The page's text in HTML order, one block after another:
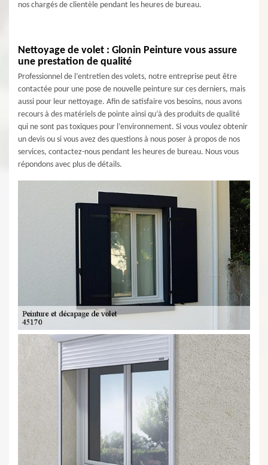
nos chargés de clientèle pendant les heures de bureau.
Nettoyage de volet : Glonin Peinture vous assure
une prestation de qualité
Professionnel de l’entretien des volets, notre entreprise peut être
contactée pour une pose de nouvelle peinture sur ces derniers, mais
aussi pour leur nettoyage. Afin de satisfaire vos besoins, nous avons
recours à des matériels de pointe ainsi qu’à des produits de qualité
qui ne sont pas toxiques pour l’environnement. Si vous voulez obtenir
un devis ou si vous avez des questions à nous poser à propos de nos
services, contactez-nous pendant les heures de bureau. Nous vous
répondons avec plus de détails.